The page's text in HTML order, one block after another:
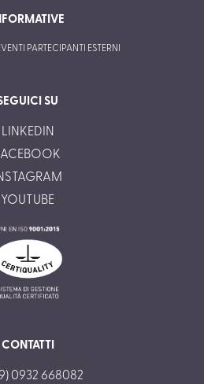
PARTECIPANTI ESTERNI
SU
LINKEDIN
YOUTUBE
CONTATTI
0932 668082